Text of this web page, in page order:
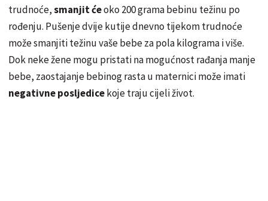
trudnoće,smanjit ćeoko 200 grama bebinu težinu po
rođenju. Pušenje dvije kutije dnevno tijekom trudnoće
može smanjiti težinu vaše bebe za pola kilograma i više.
Dok neke žene mogu pristati na mogućnost rađanja manje
bebe, zaostajanje bebinog rasta u maternici može imati
negativne posljedicekoje traju cijeli život.